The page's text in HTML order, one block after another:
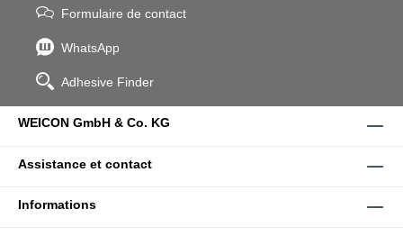
Formulaire de contact
WhatsApp
Adhesive Finder
WEICON GmbH & Co. KG
Assistance et contact
Informations